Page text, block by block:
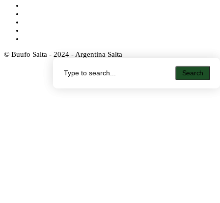
Search
Search
© Buufo Salta - 2024 - Argentina Salta